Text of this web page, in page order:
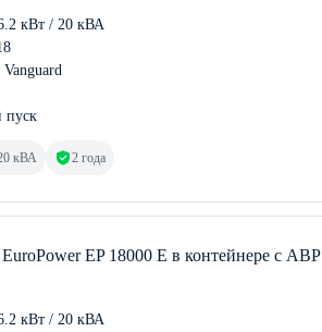
кВт / 20 кВА
пуск
кВА 2 года
EP 18000 E в контейнере с АВР
кВт / 20 кВА